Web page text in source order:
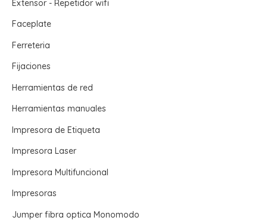
Extensor - Repetidor wifi
Faceplate
Ferreteria
Fijaciones
Herramientas de red
Herramientas manuales
Impresora de Etiqueta
Impresora Laser
Impresora Multifuncional
Impresoras
Jumper fibra optica Monomodo